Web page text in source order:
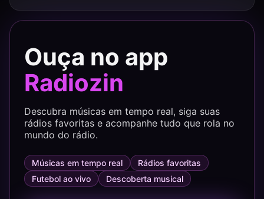
Ouça no app
Radiozin
Descubra músicas em tempo real, siga suas
rádios favoritas e acompanhe tudo que rola no
mundo do rádio.
Músicas em tempo real
Rádios favoritas
Futebol ao vivo
Descoberta musical